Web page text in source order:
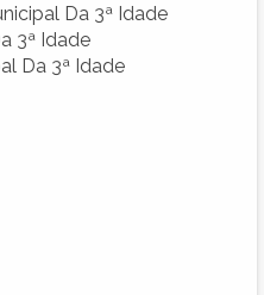
Da 3ª Idade
3ª Idade
Da 3ª Idade